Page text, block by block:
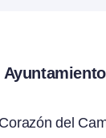
del